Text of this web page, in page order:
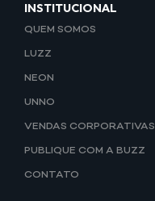
INSTITUCIONAL
QUEM SOMOS
LUZZ
NEON
UNNO
VENDAS CORPORATIVAS
PUBLIQUE COM A BUZZ
CONTATO